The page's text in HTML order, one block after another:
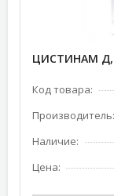
ЦИСТИНАМ
Код товара:
Производитель:
Наличие:
Цена: